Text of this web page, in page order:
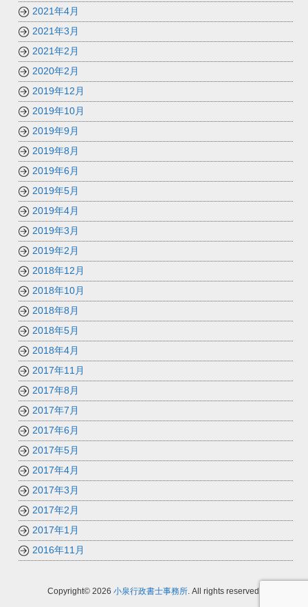
2021年4月
2021年3月
2021年2月
2020年2月
2019年12月
2019年10月
2019年9月
2019年8月
2019年6月
2019年5月
2019年4月
2019年3月
2019年2月
2018年12月
2018年10月
2018年8月
2018年5月
2018年4月
2017年11月
2017年8月
2017年7月
2017年6月
2017年5月
2017年4月
2017年3月
2017年2月
2017年1月
2016年11月
Copyright© 2026 小泉行政書士事務所. All rights reserved.